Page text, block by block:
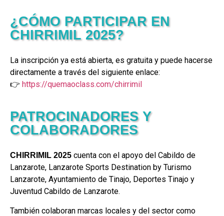
¿CÓMO PARTICIPAR EN
CHIRRIMIL 2025?
La inscripción ya está abierta, es gratuita y puede hacerse
directamente a través del siguiente enlace:
👉 https://quemaoclass.com/chirrimil
PATROCINADORES Y
COLABORADORES
CHIRRIMIL 2025 cuenta con el apoyo del Cabildo de
Lanzarote, Lanzarote Sports Destination by Turismo
Lanzarote, Ayuntamiento de Tinajo, Deportes Tinajo y
Juventud Cabildo de Lanzarote.
También colaboran marcas locales y del sector como